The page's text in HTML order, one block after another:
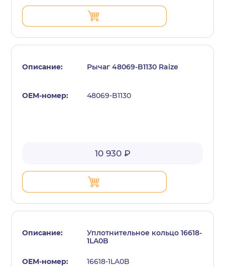
Рычаг 48069-B1130 Raize
48069-B1130
10 930 ₽
Уплотнительное кольцо 16618-
1LA0B
16618-1LA0B